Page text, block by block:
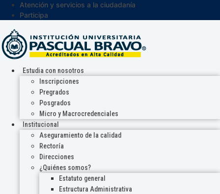
Atención y servicios a la ciudadanía
Participa
Estudia con nosotros
Inscripciones
Pregrados
Posgrados
Micro y Macrocredenciales
Institucional
Aseguramiento de la calidad
Rectoría
Direcciones
¿Quiénes somos?
Estatuto general
Estructura Administrativa